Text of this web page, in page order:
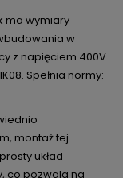
ma wymiary
w
z napięciem 400V.
Spełnia normy:
montaż tej
układ
co pozwala na